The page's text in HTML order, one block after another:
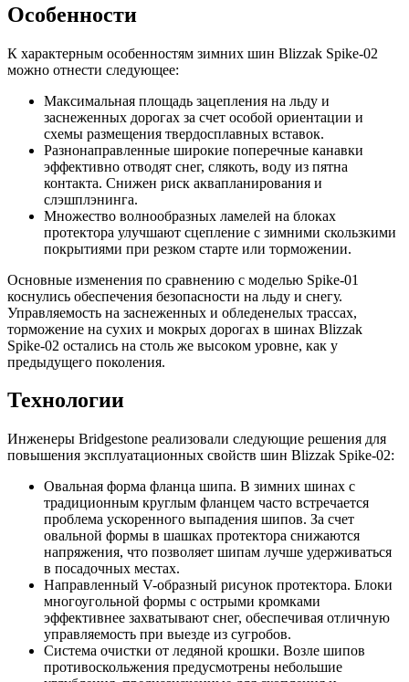
Особенности
К характерным особенностям зимних шин Blizzak Spike-02
можно отнести следующее:
Максимальная площадь зацепления на льду и
заснеженных дорогах за счет особой ориентации и
схемы размещения твердосплавных вставок.
Разнонаправленные широкие поперечные канавки
эффективно отводят снег, слякоть, воду из пятна
контакта. Снижен риск аквапланирования и
слэшплэнинга.
Множество волнообразных ламелей на блоках
протектора улучшают сцепление с зимними скользкими
покрытиями при резком старте или торможении.
Основные изменения по сравнению с моделью Spike-01
коснулись обеспечения безопасности на льду и снегу.
Управляемость на заснеженных и обледенелых трассах,
торможение на сухих и мокрых дорогах в шинах Blizzak
Spike-02 остались на столь же высоком уровне, как у
предыдущего поколения.
Технологии
Инженеры Bridgestone реализовали следующие решения для
повышения эксплуатационных свойств шин Blizzak Spike-02:
Овальная форма фланца шипа. В зимних шинах с
традиционным круглым фланцем часто встречается
проблема ускоренного выпадения шипов. За счет
овальной формы в шашках протектора снижаются
напряжения, что позволяет шипам лучше удерживаться
в посадочных местах.
Направленный V-образный рисунок протектора. Блоки
многоугольной формы с острыми кромками
эффективнее захватывают снег, обеспечивая отличную
управляемость при выезде из сугробов.
Система очистки от ледяной крошки. Возле шипов
противоскольжения предусмотрены небольшие